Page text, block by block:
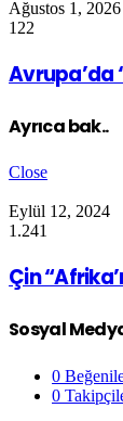
Ağustos 1, 2026
122
Avrupa’da
Ayrıca bak..
Close
Eylül 12, 2024
1.241
Çin
Sosyal
0
0